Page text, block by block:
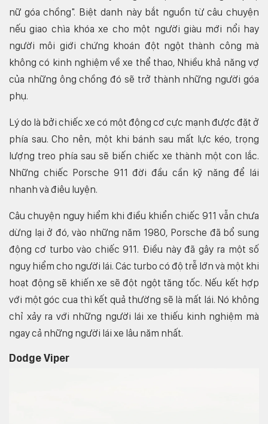
nữ góa chồng". Biệt danh này bắt nguồn từ câu chuyện
nếu giao chìa khóa xe cho một người giàu mới nổi hay
người môi giới chứng khoán đột ngột thành công mà
không có kinh nghiệm về xe thể thao, Nhiều khả năng vợ
của những ông chồng đó sẽ trở thành những người góa
phụ.
Lý do là bởi chiếc xe có một động cơ cực mạnh được đặt ở
phía sau. Cho nên, một khi bánh sau mất lực kéo, trọng
lượng treo phía sau sẽ biến chiếc xe thành một con lắc.
Những chiếc Porsche 911 đời đầu cần kỹ năng để lái
nhanh và điêu luyện.
Câu chuyện nguy hiểm khi điều khiển chiếc 911 vẫn chưa
dừng lại ở đó, vào những năm 1980, Porsche đã bổ sung
động cơ turbo vào chiếc 911. Điều này đã gây ra một số
nguy hiểm cho người lái. Các turbo có độ trễ lớn và một khi
hoạt động sẽ khiến xe sẽ đột ngột tăng tốc. Nếu kết hợp
với một góc cua thì kết quả thường sẽ là mất lái. Nó không
chỉ xảy ra với những người lái xe thiếu kinh nghiệm mà
ngay cả những người lái xe lâu năm nhất.
Dodge Viper